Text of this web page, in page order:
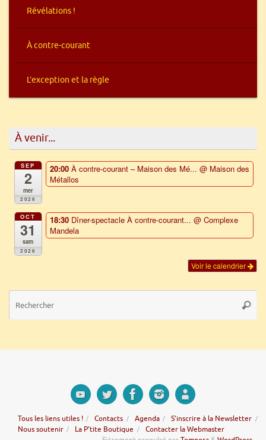
Révélations !
À contre-courant
L’exception et la règle
À venir...
SEP
2
mer
2026
20:00 À contre-courant – Maison des Mé... @ Maison des
Métallos
OCT
31
sam
2026
18:30 Dîner-spectacle À contre-courant... @ Complexe
Mandela
Voir le calendrier
:
Tous les liens utiles ! Contacts Agenda
S’inscrire à la Newsletter
Nous soutenir
La P’tite Boutique
Contacter la Webmaster